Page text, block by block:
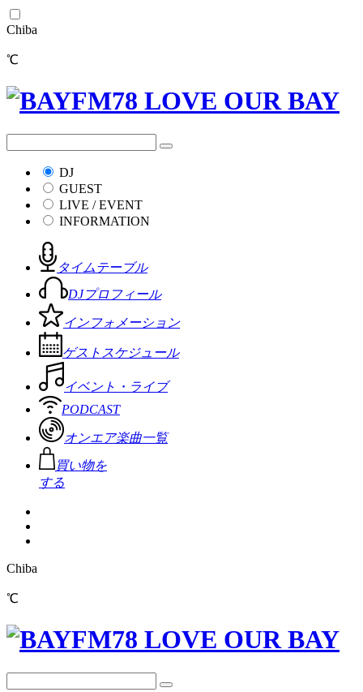
Chiba
℃
DJ
GUEST
LIVE / EVENT
INFORMATION
タイムテーブル
DJプロフィール
インフォメーション
ゲストスケジュール
イベント・ライブ
PODCAST
オンエア楽曲一覧
買い物を
する
Chiba
℃